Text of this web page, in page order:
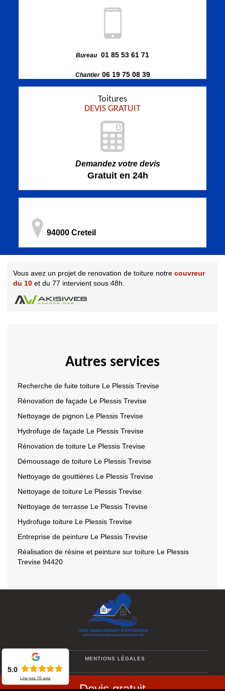
Bureau 01 85 53 61 71
Chantier06 19 75 08 39
Toitures
DEVIS GRATUIT
Demandez votre devis
Gratuit en 24h
94000 Creteil
Vous avez un projet de renovation de toiture notre couvreur
du 10 et du 77 intervient sous 48h.
Autres services
Recherche de fuite toiture Le Plessis Trevise
Rénovation de façade Le Plessis Trevise
Nettoyage de pignon Le Plessis Trevise
Hydrofuge de façade Le Plessis Trevise
Rénovation de toiture Le Plessis Trevise
Démoussage de toiture Le Plessis Trevise
Nettoyage de gouttières Le Plessis Trevise
Nettoyage de toiture Le Plessis Trevise
Nettoyage de terrasse Le Plessis Trevise
Hydrofuge toiture Le Plessis Trevise
Entreprise de peinture Le Plessis Trevise
Réalisation de résine et peinture sur toiture Le Plessis
Trevise 94420
MENTIONS LÉGALES
-
5.0
Lire nos70 avis